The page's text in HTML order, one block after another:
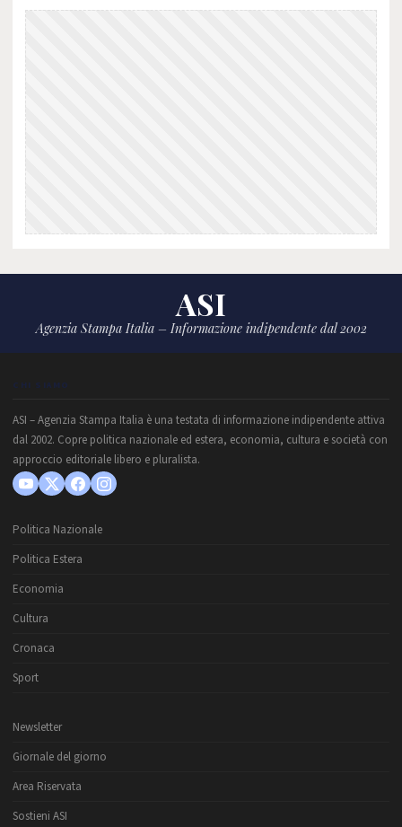
ASI
Agenzia Stampa Italia – Informazione indipendente dal 2002
CHI SIAMO
ASI – Agenzia Stampa Italia è una testata di informazione indipendente attiva
dal 2002. Copre politica nazionale ed estera, economia, cultura e società con
approccio editoriale libero e pluralista.
Politica Nazionale
Politica Estera
Economia
Cultura
Cronaca
Sport
Newsletter
Giornale del giorno
Area Riservata
Sostieni ASI